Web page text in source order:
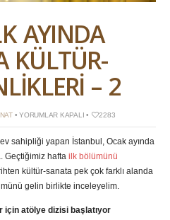
AYINDA
KÜLTÜR-
– 2
• YENİ
AYINDA
İSTANBUL’DA
KÜLTÜR-
SANAT
–
IÇIN
YORUMLAR KAPALI • 2283
sahipliği yapan İstanbul, Ocak ayında
Geçtiğimiz hafta ilk bölümünü
kültür-sanata pek çok farklı alanda
gelin birlikte inceleyelim.
için atölye dizisi başlatıyor